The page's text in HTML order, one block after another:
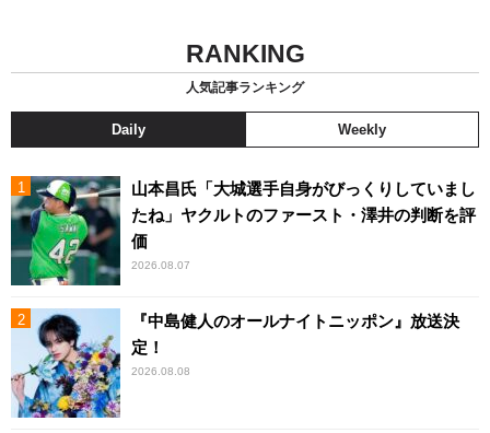
RANKING
人気記事ランキング
Daily Weekly
山本昌氏「大城選手自身がびっくりしていまし
たね」ヤクルトのファースト・澤井の判断を評
価
2026.08.07
『中島健人のオールナイトニッポン』放送決
定！
2026.08.08